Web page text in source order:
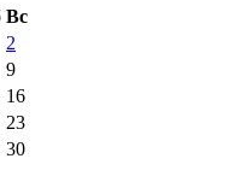
Вс
2
9
16
23
30